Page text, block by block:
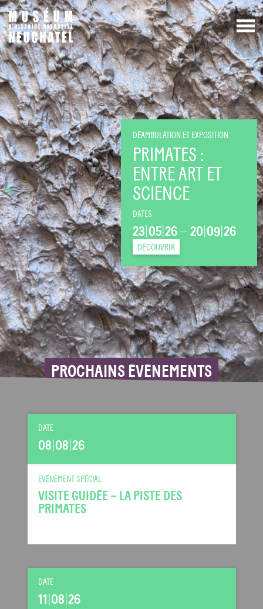
DÉAMBULATION ET EXPOSITION
PRIMATES :
ENTRE ART ET
SCIENCE
DATES
23|05|26—20|09|26
DÉCOUVRIR
PROCHAINS ÉVÉNEMENTS
DATE
08 08 26
EVÉNEMENT SPÉCIAL
VISITE GUIDÉE – LA PISTE DES
PRIMATES
DATE
11 08 26